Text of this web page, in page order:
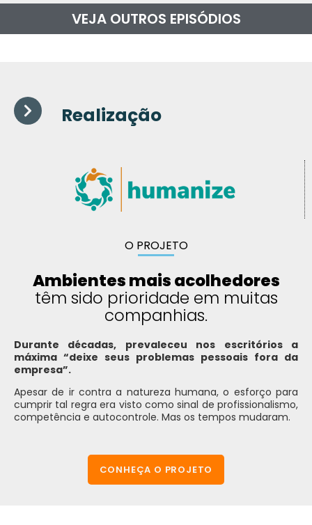
VEJA OUTROS EPISÓDIOS
Realização
O PROJETO
Ambientes mais acolhedores
têm sido prioridade em muitas
companhias.
Durante décadas, prevaleceu nos escritórios a
máxima “deixe seus problemas pessoais fora da
empresa”.
Apesar de ir contra a natureza humana, o esforço para
cumprir tal regra era visto como sinal de profissionalismo,
competência e autocontrole. Mas os tempos mudaram.
CONHEÇA O PROJETO